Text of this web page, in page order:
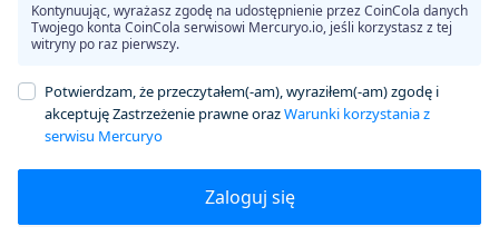
Kontynuując, wyrażasz zgodę na udostępnienie przez CoinCola danych
Twojego konta CoinCola serwisowi Mercuryo.io, jeśli korzystasz z tej
witryny po raz pierwszy.
Potwierdzam, że przeczytałem(-am), wyraziłem(-am) zgodę i
akceptuję Zastrzeżenie prawne orazWarunki korzystania z
serwisu Mercuryo
Zaloguj się